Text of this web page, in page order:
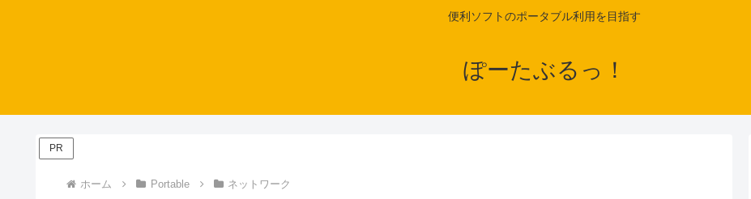
便利ソフトのポータブル利用を目指す
ぽーたぶるっ！
PR
ホーム Portable ネットワーク